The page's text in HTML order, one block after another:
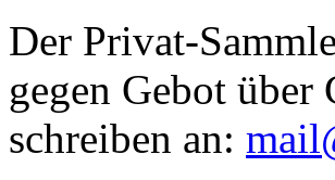
Der Privat-
gegen Gebot über
schreiben an: